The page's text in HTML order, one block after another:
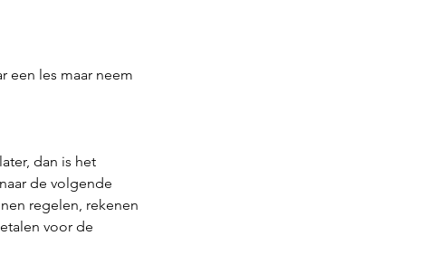
een les maar neem
dan is het
de volgende
regelen, rekenen
voor de